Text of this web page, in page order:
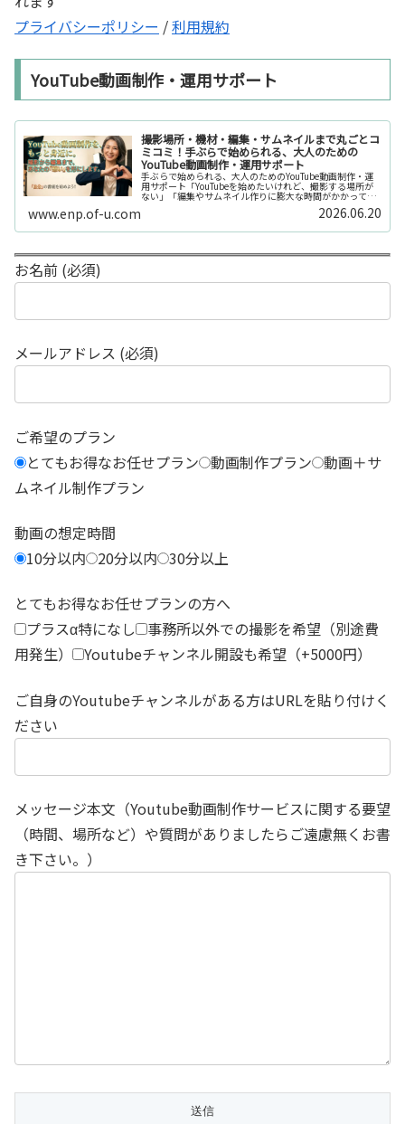
プライバシーポリシー /利用規約
YouTube動画制作・運用サポート
撮影場所・機材・編集・サムネイルまで丸ごとコ
ミコミ！手ぶらで始められる、大人のための
YouTube動画制作・運用サポート
手ぶらで始められる、大人のためのYouTube動画制作・運
用サポート「YouTubeを始めたいけれど、撮影する場所が
ない」「編集やサムネイル作りに膨大な時間がかかって長
続きしない」「機材を揃えるだけで何万円もかかってしま
www.enp.of-u.com 2026.06.20
お名前 (必須)
メールアドレス (必須)
ご希望のプラン
とてもお得なお任せプラン 動画制作プラン 動画＋サ
ムネイル制作プラン
動画の想定時間
10分以内
20分以内 30分以上
とてもお得なお任せプランの方へ
プラスα特になし
事務所以外での撮影を希望（別途費
用発生）
Youtubeチャンネル開設も希望（+5000円）
ご自身のYoutubeチャンネルがある方はURLを貼り付けく
ださい
メッセージ本文（Youtube動画制作サービスに関する要望
（時間、場所など）や質問がありましたらご遠慮無くお書
き下さい。）